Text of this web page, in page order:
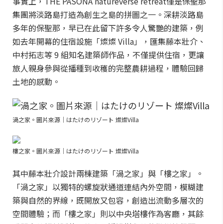
集團將淡路島打造為創生之島的拼圖之一。深耕淡路島
多年的保聖那，早已在此留下許多令人驚艷的建築，例
如去年開幕的住宿設施「燦燦 Villa」，匯集藤本壯介、
中村拓志等 9 組知名建築師作品，不僅提供住宿，更讓
旅人親身參與從播種到收穫的完整農耕過程，體驗回歸
土地的感動。
渦之家。圖片來源｜はたけのリゾート 燦燦Villa
樓之家。圖片來源｜はたけのリゾート 燦燦Villa
其中藤本壯介設計兩棟建築「渦之家」與「樓之家」。
「渦之家」以獨特的螺旋狀通道連結內外空間，模糊建
築與自然的界線，既開放又包容，創造出流動多層次的
空間體驗；而「樓之家」則以中央塔樓作為客廳，其餘